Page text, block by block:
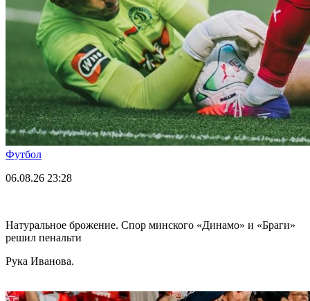
Футбол
06.08.26 23:28
Натуральное брожение. Спор минского «Динамо» и «Браги»
решил пенальти
Рука Иванова.